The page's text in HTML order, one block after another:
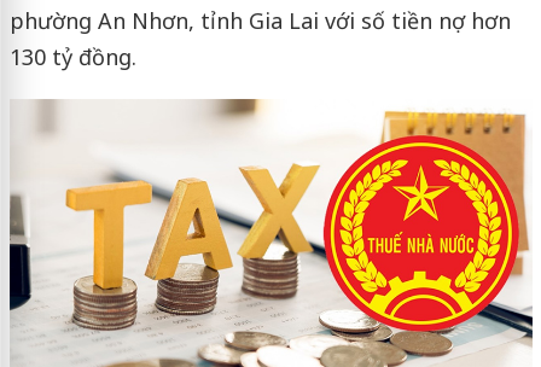
phường An Nhơn, tỉnh Gia Lai với số tiền nợ hơn
130 tỷ đồng.